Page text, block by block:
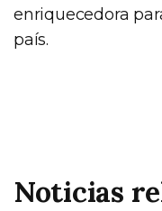
enriquecedora
país.
Noticias